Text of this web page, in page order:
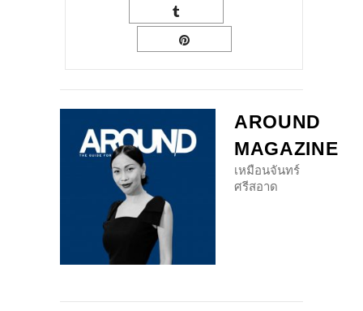
AROUND
MAGAZINE
เหมือนจันทร์
ศรีสอาด